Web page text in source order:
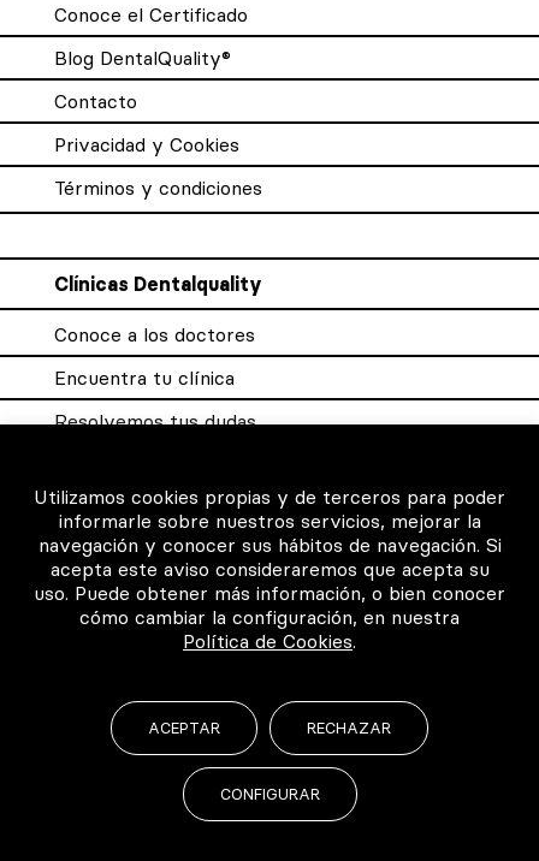
Conoce el Certificado
Blog DentalQuality®
Contacto
Privacidad y Cookies
Términos y condiciones
Clínicas Dentalquality
Conoce a los doctores
Encuentra tu clínica
Resolvemos tus dudas
Para los profesionales
Consigue tu certificado
Intranet clínicas certificadas
Música para los pacientes
©2026 Todos los derechos reservados
Utilizamos cookies propias y de terceros para poder
informarle sobre nuestros servicios, mejorar la
navegación y conocer sus hábitos de navegación. Si
acepta este aviso consideraremos que acepta su
uso. Puede obtener más información, o bien conocer
cómo cambiar la configuración, en nuestra
Política de Cookies.
ACEPTAR RECHAZAR
CONFIGURAR